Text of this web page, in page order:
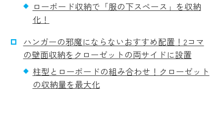
ローボード収納で「服の下スペース」を収納
化！
ハンガーの邪魔にならないおすすめ配置！2コマ
の壁面収納をクローゼットの両サイドに設置
柱型とローボードの組み合わせ！クローゼット
の収納量を最大化